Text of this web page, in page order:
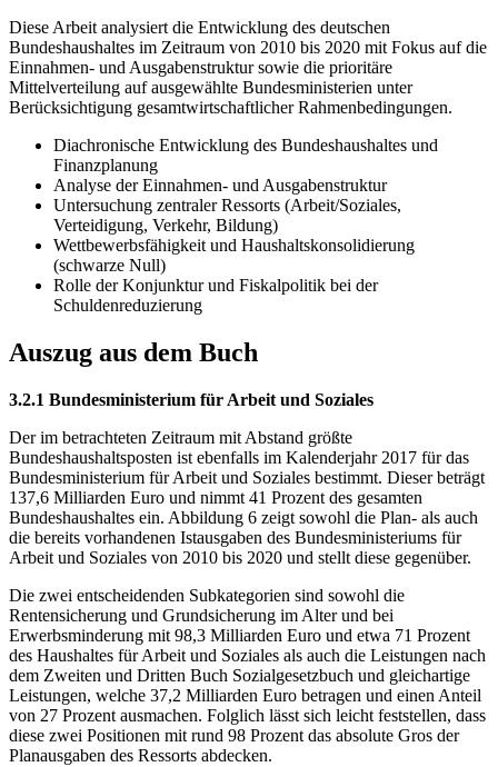
Diese Arbeit analysiert die Entwicklung des deutschen
Bundeshaushaltes im Zeitraum von 2010 bis 2020 mit Fokus auf die
Einnahmen- und Ausgabenstruktur sowie die prioritäre
Mittelverteilung auf ausgewählte Bundesministerien unter
Berücksichtigung gesamtwirtschaftlicher Rahmenbedingungen.
Diachronische Entwicklung des Bundeshaushaltes und
Finanzplanung
Analyse der Einnahmen- und Ausgabenstruktur
Untersuchung zentraler Ressorts (Arbeit/Soziales,
Verteidigung, Verkehr, Bildung)
Wettbewerbsfähigkeit und Haushaltskonsolidierung
(schwarze Null)
Rolle der Konjunktur und Fiskalpolitik bei der
Schuldenreduzierung
Auszug aus dem Buch
3.2.1 Bundesministerium für Arbeit und Soziales
Der im betrachteten Zeitraum mit Abstand größte
Bundeshaushaltsposten ist ebenfalls im Kalenderjahr 2017 für das
Bundesministerium für Arbeit und Soziales bestimmt. Dieser beträgt
137,6 Milliarden Euro und nimmt 41 Prozent des gesamten
Bundeshaushaltes ein. Abbildung 6 zeigt sowohl die Plan- als auch
die bereits vorhandenen Istausgaben des Bundesministeriums für
Arbeit und Soziales von 2010 bis 2020 und stellt diese gegenüber.
Die zwei entscheidenden Subkategorien sind sowohl die
Rentensicherung und Grundsicherung im Alter und bei
Erwerbsminderung mit 98,3 Milliarden Euro und etwa 71 Prozent
des Haushaltes für Arbeit und Soziales als auch die Leistungen nach
dem Zweiten und Dritten Buch Sozialgesetzbuch und gleichartige
Leistungen, welche 37,2 Milliarden Euro betragen und einen Anteil
von 27 Prozent ausmachen. Folglich lässt sich leicht feststellen, dass
diese zwei Positionen mit rund 98 Prozent das absolute Gros der
Planausgaben des Ressorts abdecken.